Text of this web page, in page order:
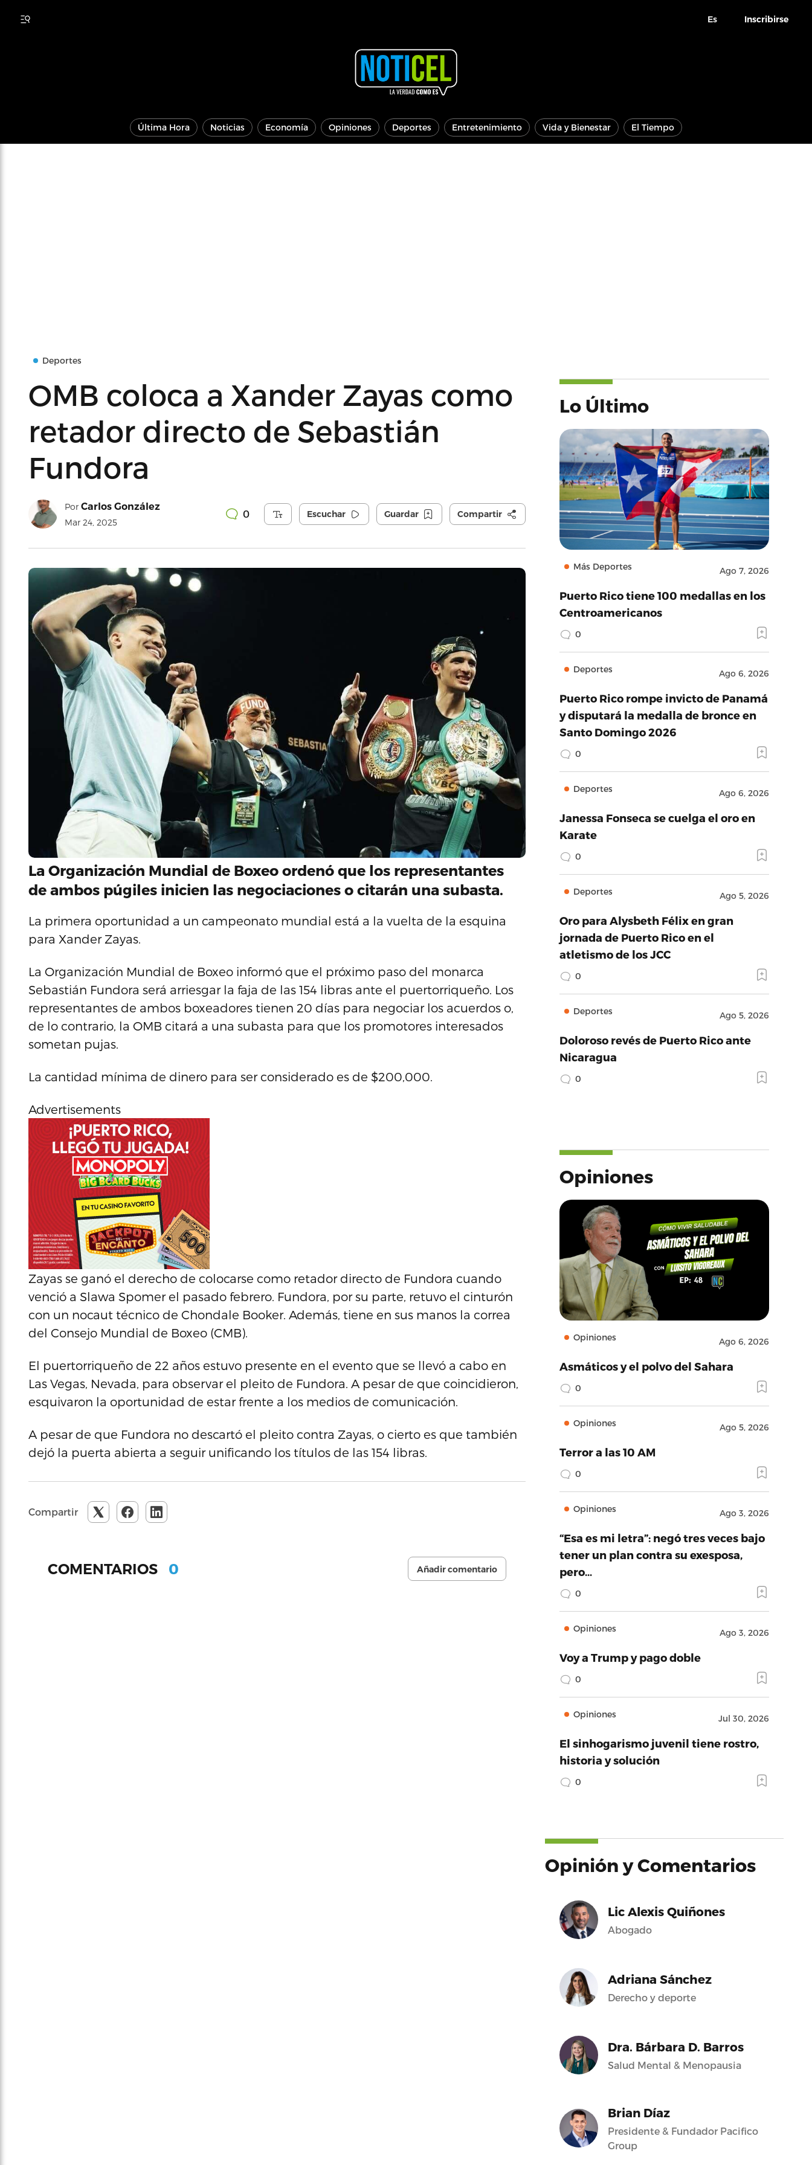
Es Inscribirse
Última Hora Noticias Economía Opiniones Deportes Entretenimiento Vida y Bienestar El Tiempo
Deportes
OMB coloca a Xander Zayas como
retador directo de Sebastián
Fundora
Por Carlos González
Mar 24, 2025
0 Escuchar Guardar Compartir
La Organización Mundial de Boxeo ordenó que los representantes
de ambos púgiles inicien las negociaciones o citarán una subasta.
La primera oportunidad a un campeonato mundial está a la vuelta de la esquina
para Xander Zayas.
La Organización Mundial de Boxeo informó que el próximo paso del monarca
Sebastián Fundora será arriesgar la faja de las 154 libras ante el puertorriqueño. Los
representantes de ambos boxeadores tienen 20 días para negociar los acuerdos o,
de lo contrario, la OMB citará a una subasta para que los promotores interesados
sometan pujas.
La cantidad mínima de dinero para ser considerado es de $200,000.
Advertisements
Zayas se ganó el derecho de colocarse como retador directo de Fundora cuando
venció a Slawa Spomer el pasado febrero. Fundora, por su parte, retuvo el cinturón
con un nocaut técnico de Chondale Booker. Además, tiene en sus manos la correa
del Consejo Mundial de Boxeo (CMB).
El puertorriqueño de 22 años estuvo presente en el evento que se llevó a cabo en
Las Vegas, Nevada, para observar el pleito de Fundora. A pesar de que coincidieron,
esquivaron la oportunidad de estar frente a los medios de comunicación.
A pesar de que Fundora no descartó el pleito contra Zayas, o cierto es que también
dejó la puerta abierta a seguir unificando los títulos de las 154 libras.
Compartir
COMENTARIOS 0 Añadir comentario
Lo Último
Más Deportes Ago 7, 2026
Puerto Rico tiene 100 medallas en los
Centroamericanos
0
Deportes Ago 6, 2026
Puerto Rico rompe invicto de Panamá
y disputará la medalla de bronce en
Santo Domingo 2026
0
Deportes Ago 6, 2026
Janessa Fonseca se cuelga el oro en
Karate
0
Deportes Ago 5, 2026
Oro para Alysbeth Félix en gran
jornada de Puerto Rico en el
atletismo de los JCC
0
Deportes Ago 5, 2026
Doloroso revés de Puerto Rico ante
Nicaragua
0
Opiniones
Opiniones Ago 6, 2026
Asmáticos y el polvo del Sahara
0
Opiniones Ago 5, 2026
Terror a las 10 AM
0
Opiniones Ago 3, 2026
“Esa es mi letra”: negó tres veces bajo
tener un plan contra su exesposa,
pero…
0
Opiniones Ago 3, 2026
Voy a Trump y pago doble
0
Opiniones Jul 30, 2026
El sinhogarismo juvenil tiene rostro,
historia y solución
0
Opinión y Comentarios
Lic Alexis Quiñones
Abogado
Adriana Sánchez
Derecho y deporte
Dra. Bárbara D. Barros
Salud Mental & Menopausia
Brian Díaz
Presidente & Fundador Pacifico
Group